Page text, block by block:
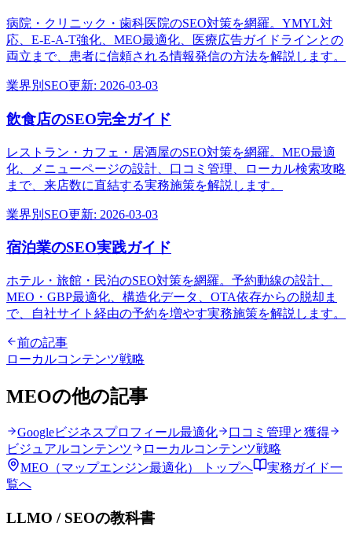
病院・クリニック・歯科医院のSEO対策を網羅。YMYL対
応、E-E-A-T強化、MEO最適化、医療広告ガイドラインとの
両立まで、患者に信頼される情報発信の方法を解説します。
業界別SEO更新: 2026-03-03
飲食店のSEO完全ガイド
レストラン・カフェ・居酒屋のSEO対策を網羅。MEO最適
化、メニューページの設計、口コミ管理、ローカル検索攻略
まで、来店数に直結する実務施策を解説します。
業界別SEO更新: 2026-03-03
宿泊業のSEO実践ガイド
ホテル・旅館・民泊のSEO対策を網羅。予約動線の設計、
MEO・GBP最適化、構造化データ、OTA依存からの脱却ま
で、自社サイト経由の予約を増やす実務施策を解説します。
前の記事
ローカルコンテンツ戦略
MEOの他の記事
Googleビジネスプロフィール最適化
口コミ管理と獲得
ビジュアルコンテンツ
ローカルコンテンツ戦略
MEO（マップエンジン最適化）
トップへ
実務ガイド一
覧へ
LLMO / SEOの教科書